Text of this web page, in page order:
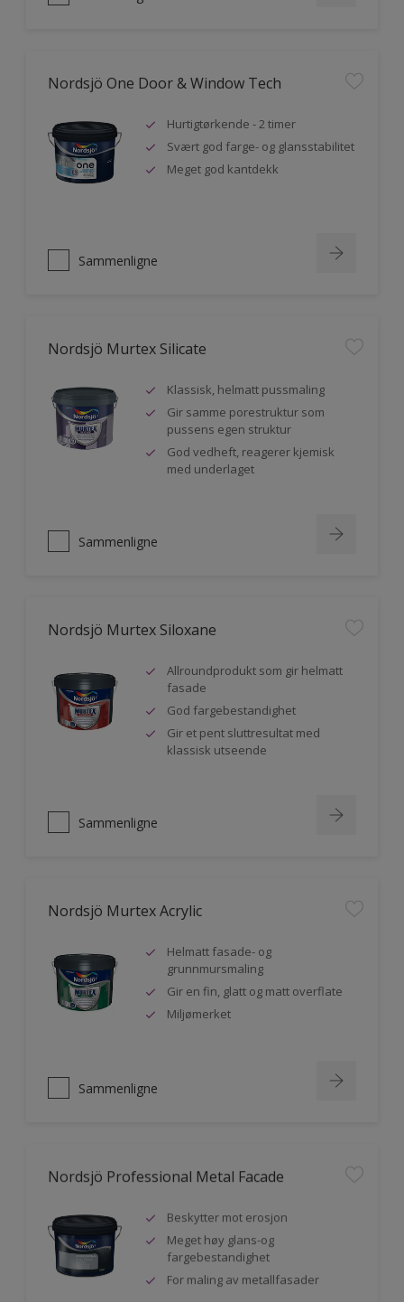
Nordsjö One Door & Window Tech
Hurtigtørkende - 2 timer
Svært god farge- og glansstabilitet
Meget god kantdekk
Sammenligne
Nordsjö Murtex Silicate
Klassisk, helmatt pussmaling
Gir samme porestruktur som
pussens egen struktur
God vedheft, reagerer kjemisk
med underlaget
Sammenligne
Nordsjö Murtex Siloxane
Allroundprodukt som gir helmatt
fasade
God fargebestandighet
Gir et pent sluttresultat med
klassisk utseende
Sammenligne
Nordsjö Murtex Acrylic
Helmatt fasade- og
grunnmursmaling
Gir en fin, glatt og matt overflate
Miljømerket
Sammenligne
Nordsjö Professional Metal Facade
Beskytter mot erosjon
Meget høy glans-og
fargebestandighet
For maling av metallfasader